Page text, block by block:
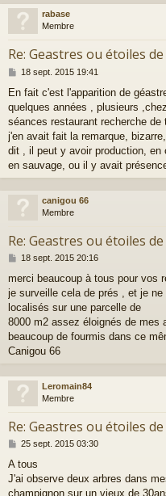
rabase
Membre
Re: Geastres ou étoiles
M
s
s
a
18 sept. 2015 19:41
En fait c'est l'apparition de
quelques années , plusieurs
séances restaurant recherche
j'en avait fait la remarque,
dit , il peut y avoir production,
en sauvage, ou il y avait
canigou 66
Membre
Re: Geastres ou étoiles
M
s
s
a
g
18 sept. 2015 20:16
merci beaucoup à tous pour vos
je surveille cela de prés , et je
localisés sur une parcelle de
8000 m2 assez éloignés de mes
beaucoup de fourmis dans ce
Canigou 66
Leromain84
Membre
Re: Geastres ou étoiles
M
s
s
a
25 sept. 2015 03:30
A tous
J'ai observe deux arbres dans
champignon,sur un vieux de